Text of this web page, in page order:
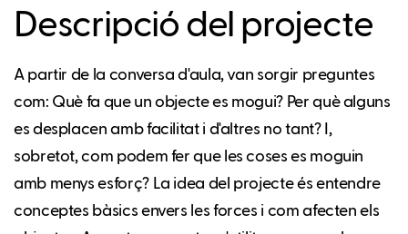
Descripció del projecte
A partir de la conversa d'aula, van sorgir preguntes
com: Què fa que un objecte es mogui? Per què alguns
es desplacen amb facilitat i d'altres no tant? I,
sobretot, com podem fer que les coses es moguin
amb menys esforç? La idea del projecte és entendre
conceptes bàsics envers les forces i com afecten els